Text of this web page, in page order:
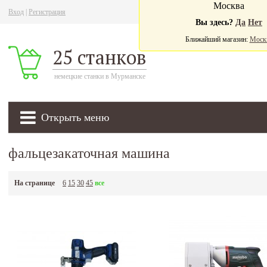
Вход Регистрация
25 станков
немецкие станки в Мурманске
Открыть меню
Москва
Вы здесь? Да Нет
Ближайший магазин:
фальцезакаточная машина
На странице 6 15 30 45 все